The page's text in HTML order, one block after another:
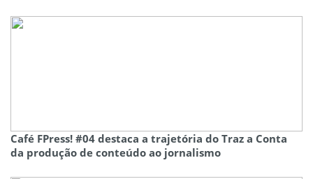
Café FPress! #04 destaca a trajetória do Traz a Conta
da produção de conteúdo ao jornalismo